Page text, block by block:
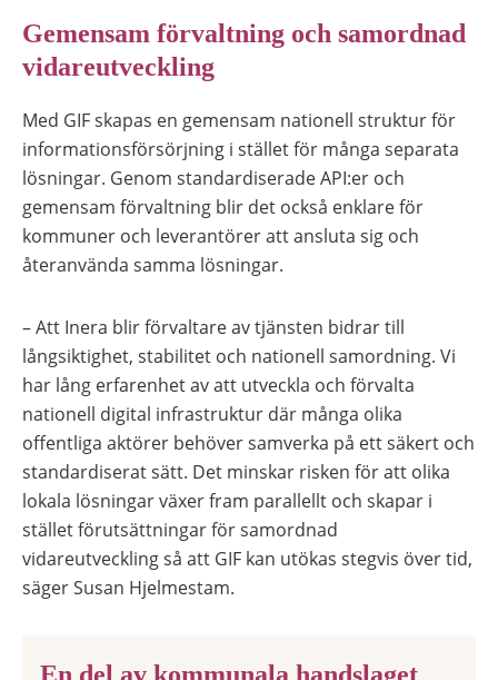
Gemensam förvaltning och samordnad
vidareutveckling
Med GIF skapas en gemensam nationell struktur för
informationsförsörjning i stället för många separata
lösningar. Genom standardiserade API:er och
gemensam förvaltning blir det också enklare för
kommuner och leverantörer att ansluta sig och
återanvända samma lösningar.
– Att Inera blir förvaltare av tjänsten bidrar till
långsiktighet, stabilitet och nationell samordning. Vi
har lång erfarenhet av att utveckla och förvalta
nationell digital infrastruktur där många olika
offentliga aktörer behöver samverka på ett säkert och
standardiserat sätt. Det minskar risken för att olika
lokala lösningar växer fram parallellt och skapar i
stället förutsättningar för samordnad
vidareutveckling så att GIF kan utökas stegvis över tid,
säger Susan Hjelmestam.
En del av kommunala handslaget